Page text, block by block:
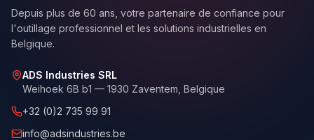
Depuis plus de 60 ans, votre partenaire de confiance pour
l'outillage professionnel et les solutions industrielles en
Belgique.
ADS Industries SRL
Weihoek 6B b1 — 1930 Zaventem, Belgique
+32 (0)2 735 99 91
info@adsindustries.be